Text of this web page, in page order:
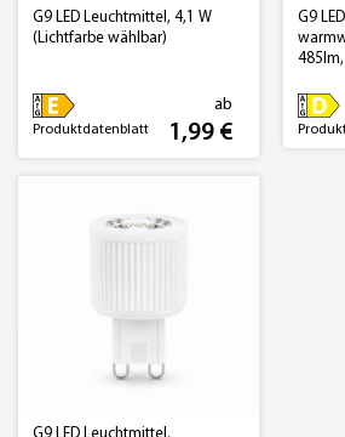
G9 LED Leuchtmittel, 4,1 W
(Lichtfarbe wählbar)
Produktdatenblatt
ab
1,99 €
G9